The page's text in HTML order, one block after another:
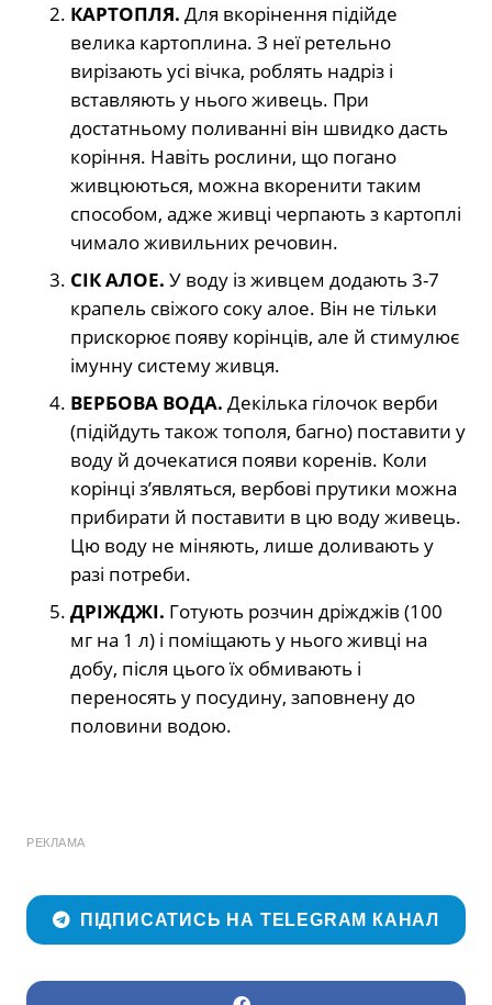
КАРТОПЛЯ. Для вкорінення підійде
велика картоплина. З неї ретельно
вирізають усі вічка, роблять надріз і
вставляють у нього живець. При
достатньому поливанні він швидко дасть
коріння. Навіть рослини, що погано
живцюються, можна вкоренити таким
способом, адже живці черпають з картоплі
чимало живильних речовин.
СІК АЛОЕ. У воду із живцем додають 3-7
крапель свіжого соку алое. Він не тільки
прискорює появу корінців, але й стимулює
імунну систему живця.
ВЕРБОВА ВОДА. Декілька гілочок верби
(підійдуть також тополя, багно) поставити у
воду й дочекатися появи коренів. Коли
корінці з’являться, вербові прутики можна
прибирати й поставити в цю воду живець.
Цю воду не міняють, лише доливають у
разі потреби.
ДРІЖДЖІ. Готують розчин дріжджів (100
мг на 1 л) і поміщають у нього живці на
добу, після цього їх обмивають і
переносять у посудину, заповнену до
половини водою.
РЕКЛАМА
ПІДПИСАТИСЬ НА TELEGRAM КАНАЛ